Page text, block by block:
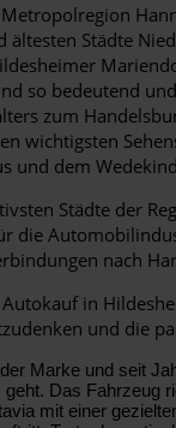
Städte
so bedeutend
zum
wichtigsten
und dem
Städte der
die
nach
in
und die
Marke und seit
Das Fahrzeug
mit einer